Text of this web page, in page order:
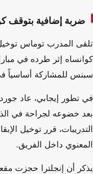
ضربة إضافية بتوقف
تلقى المدرب توماس
كوانساه إثر طرده في
سبنس للمشاركة أساسياً
في تطور إيجابي، عاد
بعد خضوعه لجراحة في
التدريبات، قرر توخيل
المعنوي داخل الفريق.
يذكر أن إنجلترا حجزت